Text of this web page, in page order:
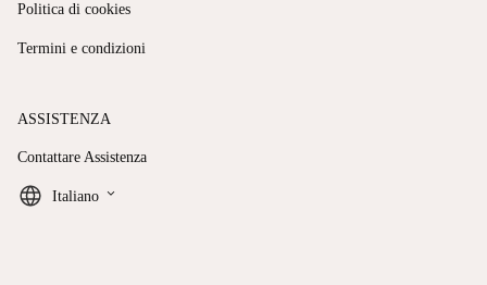
Politica di cookies
Termini e condizioni
ASSISTENZA
Contattare Assistenza
Italiano keyboard_arrow_down